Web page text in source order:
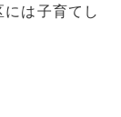
は子育てし